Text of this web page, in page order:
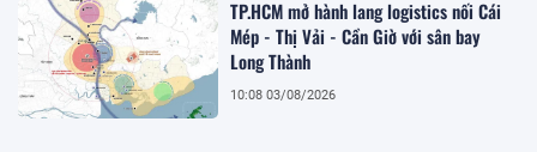
TP.HCM mở hành lang logistics nối Cái
Mép - Thị Vải - Cần Giờ với sân bay
Long Thành
10:08 03/08/2026